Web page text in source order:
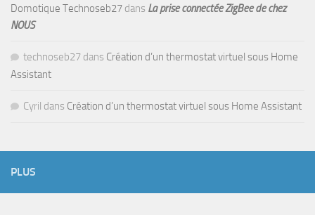
Domotique Technoseb27 dans La prise connectée ZigBee de chez
NOUS
technoseb27 dans Création d’un thermostat virtuel sous Home
Assistant
Cyril dans Création d’un thermostat virtuel sous Home Assistant
PLUS